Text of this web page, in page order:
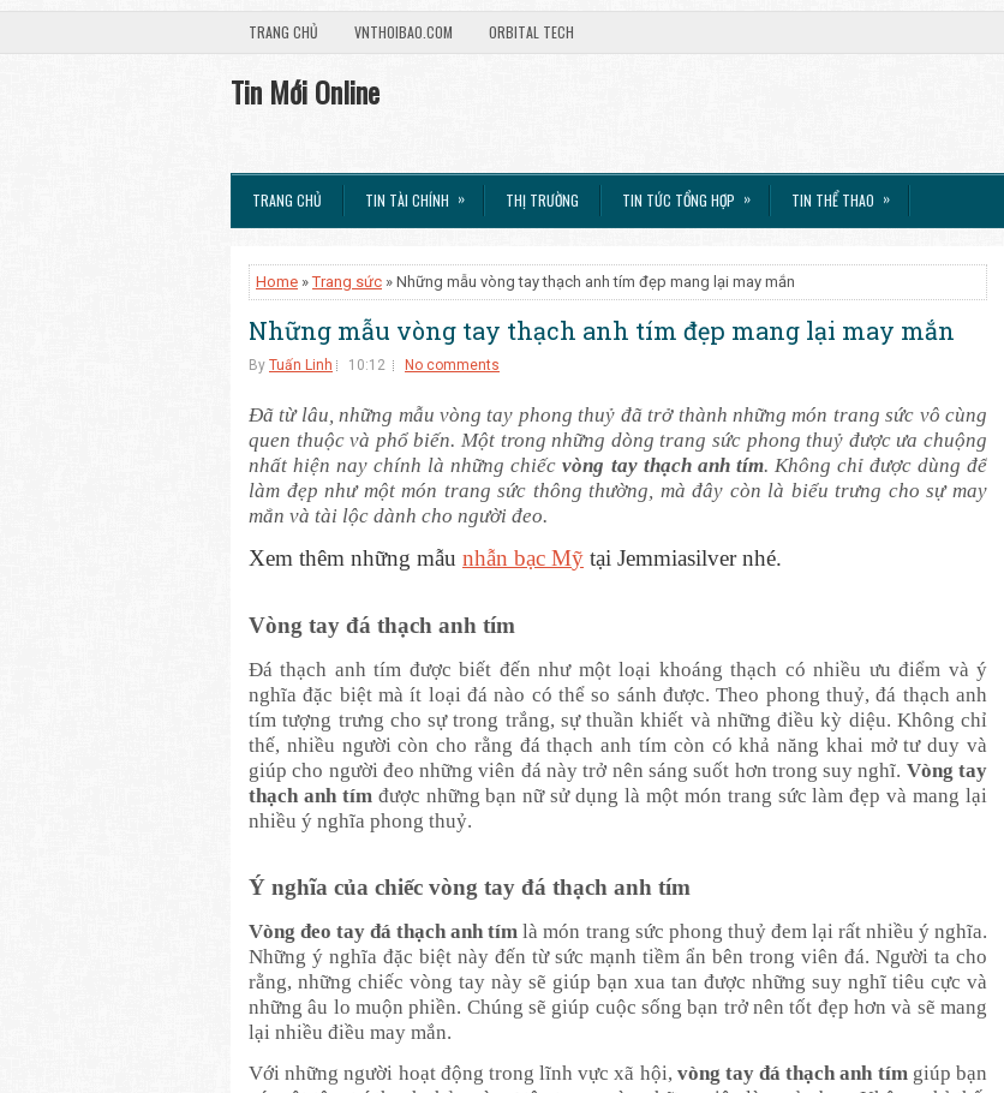
TRANG CHỦ VNTHOIBAO.COM ORBITAL TECH
Tin Mới Online
TRANG CHỦ TIN TÀI CHÍNH » THỊ TRƯỜNG TIN TỨC TỔNG HỢP » TIN THỂ THAO »
Home »Trang sức » Những mẫu vòng tay thạch anh tím đẹp mang lại may mắn
Những mẫu vòng tay thạch anh tím đẹp mang lại may mắn
By Tuấn Linh 10:12 No comments
Đã từ lâu, những mẫu vòng tay phong thuỷ đã trở thành những món trang sức vô cùng
quen thuộc và phổ biến. Một trong những dòng trang sức phong thuỷ được ưa chuộng
nhất hiện nay chính là những chiếcvòng tay thạch anh tím. Không chỉ được dùng để
làm đẹp như một món trang sức thông thường, mà đây còn là biểu trưng cho sự may
mắn và tài lộc dành cho người đeo.
Xem thêm những mẫu nhẫn bạc Mỹ tại Jemmiasilver nhé.
Vòng tay đá thạch anh tím
Đá thạch anh tím được biết đến như một loại khoáng thạch có nhiều ưu điểm và ý
nghĩa đặc biệt mà ít loại đá nào có thể so sánh được. Theo phong thuỷ, đá thạch anh
tím tượng trưng cho sự trong trắng, sự thuần khiết và những điều kỳ diệu. Không chỉ
thế, nhiều người còn cho rằng đá thạch anh tím còn có khả năng khai mở tư duy và
giúp cho người đeo những viên đá này trở nên sáng suốt hơn trong suy nghĩ. Vòng tay
thạch anh tímđược những bạn nữ sử dụng là một món trang sức làm đẹp và mang lại
nhiều ý nghĩa phong thuỷ.
Ý nghĩa của chiếc vòng tay đá thạch anh tím
Vòng đeo tay đá thạch anh tím là món trang sức phong thuỷ đem lại rất nhiều ý nghĩa.
Những ý nghĩa đặc biệt này đến từ sức mạnh tiềm ẩn bên trong viên đá. Người ta cho
rằng, những chiếc vòng tay này sẽ giúp bạn xua tan được những suy nghĩ tiêu cực và
những âu lo muộn phiền. Chúng sẽ giúp cuộc sống bạn trở nên tốt đẹp hơn và sẽ mang
lại nhiều điều may mắn.
Với những người hoạt động trong lĩnh vực xã hội, vòng tay đá thạch anh tím giúp bạn